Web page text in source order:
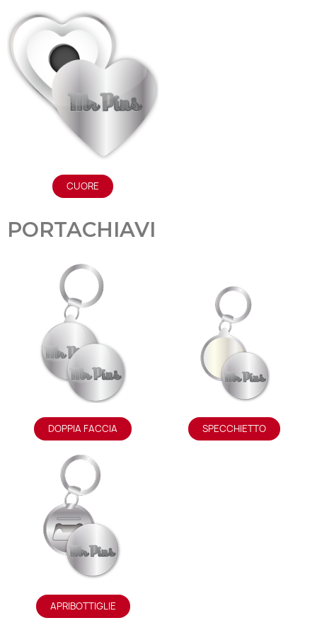
CUORE
PORTACHIAVI
DOPPIA FACCIA SPECCHIETTO
APRIBOTTIGLIE